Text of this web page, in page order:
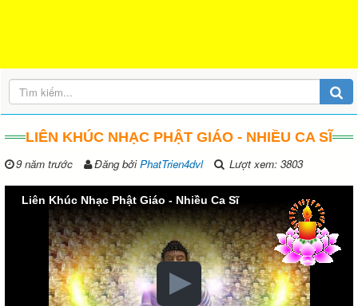
LIÊN KHÚC NHẠC PHẬT GIÁO - NHIỀU CA SĨ
9 năm trước Đăng bởiPhatTrien4dvl Lượt xem: 3803
Liên Khúc Nhạc Phật Giáo - Nhiều Ca Sĩ